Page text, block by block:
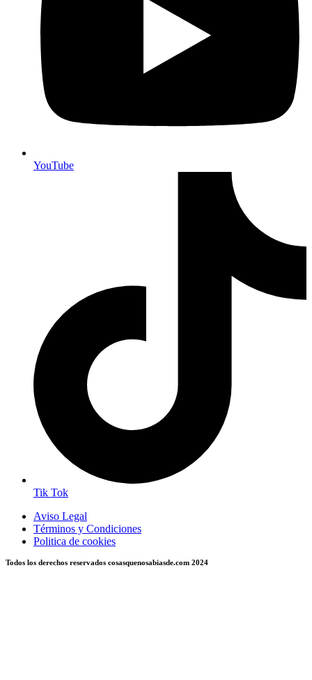
YouTube
Tik Tok
Aviso Legal
Términos y Condiciones
Politica de cookies
Todos los derechos reservados cosasquenosabiasde.com 2024